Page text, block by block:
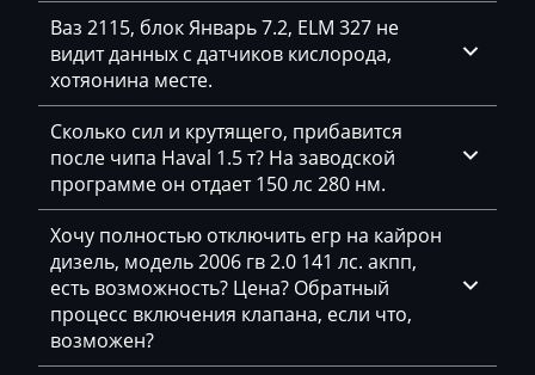
Derways
Deutz
Dewulf
Dieci
Dodge
Dongfeng
Doosan
Doppstadt
Ваз 2115, блок Январь 7.2, ELM 327 не
видит данных с датчиков кислорода,
хотяонина месте.
Сколько сил и крутящего, прибавится
после чипа Haval 1.5 т? На заводской
программе он отдает 150 лс 280 нм.
Хочу полностью отключить егр на кайрон
дизель, модель 2006 гв 2.0 141 лс. акпп,
есть возможность? Цена? Обратный
процесс включения клапана, если что,
возможен?